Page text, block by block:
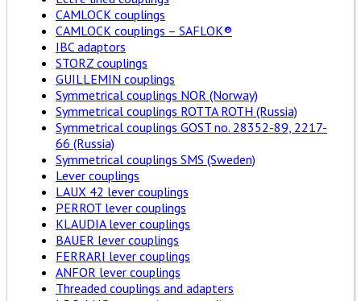
CAMLOCK couplings
CAMLOCK couplings – SAFLOK®
IBC adaptors
STORZ couplings
GUILLEMIN couplings
Symmetrical couplings NOR (Norway)
Symmetrical couplings ROTTA ROTH (Russia)
Symmetrical couplings GOST no. 28352-89, 2217-
66 (Russia)
Symmetrical couplings SMS (Sweden)
Lever couplings
LAUX 42 lever couplings
PERROT lever couplings
KLAUDIA lever couplings
BAUER lever couplings
FERRARI lever couplings
ANFOR lever couplings
Threaded couplings and adapters